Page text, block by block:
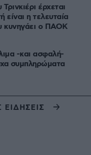
έρχεται
η τελευταία
κυνηγάει ο ΠΑΟΚ
-και ασφαλή-
συμπληρώματα
ΕΙΔΗΣΕΙΣ